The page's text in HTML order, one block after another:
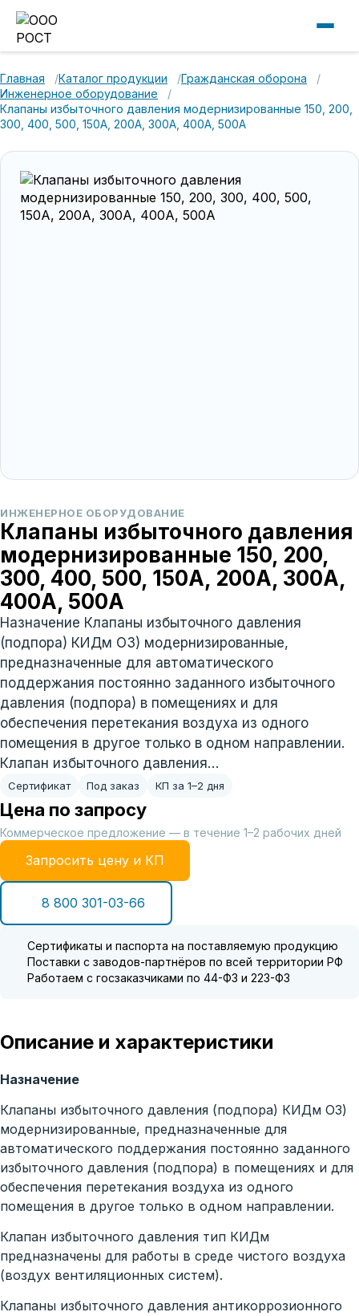
Главная Каталог продукции
Гражданская оборона
Инженерное оборудование
Клапаны избыточного давления модернизированные 150, 200,
300, 400, 500, 150А, 200А, 300А, 400А, 500А
ИНЖЕНЕРНОЕ ОБОРУДОВАНИЕ
Клапаны избыточного давления
модернизированные 150, 200,
300, 400, 500, 150А, 200А, 300А,
400А, 500А
Назначение Клапаны избыточного давления
(подпора) КИДм ОЗ) модернизированные,
предназначенные для автоматического
поддержания постоянно заданного избыточного
давления (подпора) в помещениях и для
обеспечения перетекания воздуха из одного
помещения в другое только в одном направлении.
Клапан избыточного давления…
Сертификат Под заказ КП за 1–2 дня
Цена по запросу
Коммерческое предложение — в течение 1–2 рабочих дней
Запросить цену и КП
8 800 301-03-66
Сертификаты и паспорта на поставляемую продукцию
Поставки с заводов-партнёров по всей территории РФ
Работаем с госзаказчиками по 44-ФЗ и 223-ФЗ
Описание и характеристики
Назначение
Клапаны избыточного давления (подпора) КИДм ОЗ)
модернизированные, предназначенные для
автоматического поддержания постоянно заданного
избыточного давления (подпора) в помещениях и для
обеспечения перетекания воздуха из одного
помещения в другое только в одном направлении.
Клапан избыточного давления тип КИДм
предназначены для работы в среде чистого воздуха
(воздух вентиляционных систем).
Клапаны избыточного давления антикоррозионного